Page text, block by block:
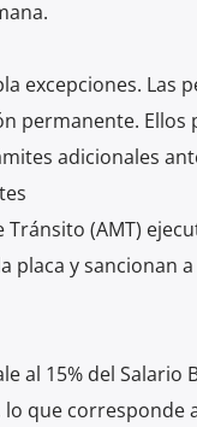
excepciones. Las
permanente.
adicionales
(AMT)
placa y sancionan
al 15% del Salario
lo que